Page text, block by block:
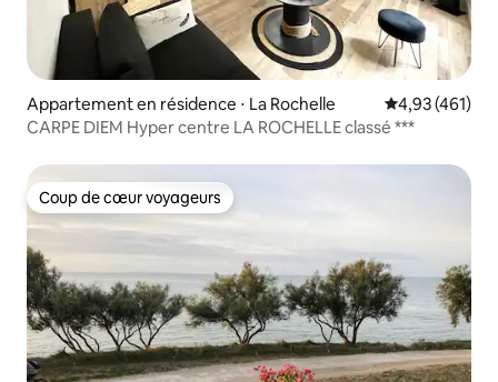
Appartement en résidence ⋅ La Rochelle Évaluation
4,93 (461)
CARPE DIEM Hyper centre LA ROCHELLE classé ***
Coup de cœur voyageurs
Coup de cœur voyageurs